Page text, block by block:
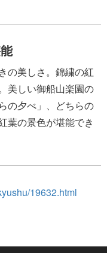
の美しさ。錦繍の紅
美しい御船山楽園の
の夕べ」、どちらの
葉の景色が堪能でき
19632.html